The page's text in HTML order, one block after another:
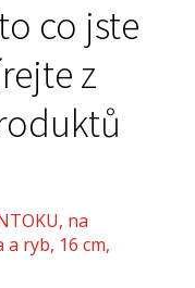
co jste
z
na
ryb, 16 cm,